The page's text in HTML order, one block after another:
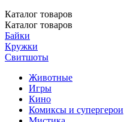
Каталог товаров
Каталог товаров
Байки
Кружки
Свитшоты
Животные
Игры
Кино
Комиксы и супергерои